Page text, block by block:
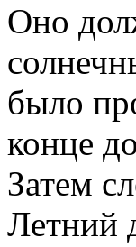
Оно
было
конце
Затем
Летний